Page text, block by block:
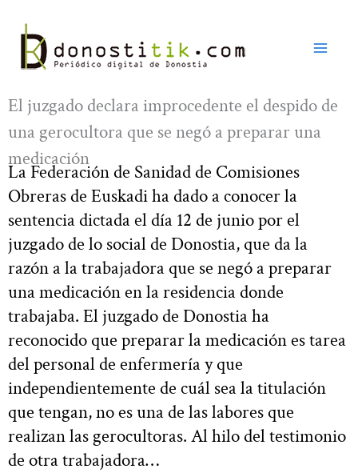
contenido
El juzgado declara improcedente el despido de
una gerocultora que se negó a preparar una
medicación
La Federación de Sanidad de Comisiones
Obreras de Euskadi ha dado a conocer la
sentencia dictada el día 12 de junio por el
juzgado de lo social de Donostia, que da la
razón a la trabajadora que se negó a preparar
una medicación en la residencia donde
trabajaba. El juzgado de Donostia ha
reconocido que preparar la medicación es tarea
del personal de enfermería y que
independientemente de cuál sea la titulación
que tengan, no es una de las labores que
realizan las gerocultoras. Al hilo del testimonio
de otra trabajadora…